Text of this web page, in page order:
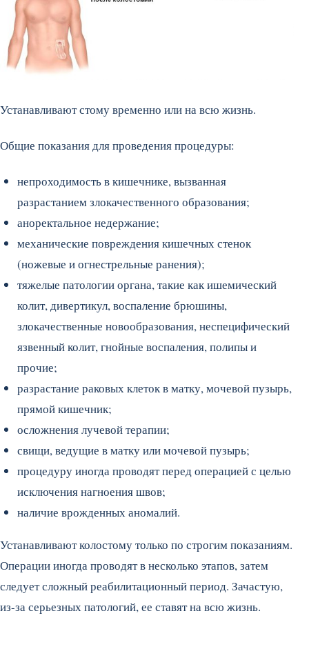
Устанавливают стому временно или на всю жизнь.
Общие показания для проведения процедуры:
непроходимость в кишечнике, вызванная
разрастанием злокачественного образования;
аноректальное недержание;
механические повреждения кишечных стенок
(ножевые и огнестрельные ранения);
тяжелые патологии органа, такие как ишемический
колит, дивертикул, воспаление брюшины,
злокачественные новообразования, неспецифический
язвенный колит, гнойные воспаления, полипы и
прочие;
разрастание раковых клеток в матку, мочевой пузырь,
прямой кишечник;
осложнения лучевой терапии;
свищи, ведущие в матку или мочевой пузырь;
процедуру иногда проводят перед операцией с целью
исключения нагноения швов;
наличие врожденных аномалий.
Устанавливают колостому только по строгим показаниям.
Операции иногда проводят в несколько этапов, затем
следует сложный реабилитационный период. Зачастую,
из-за серьезных патологий, ее ставят на всю жизнь.